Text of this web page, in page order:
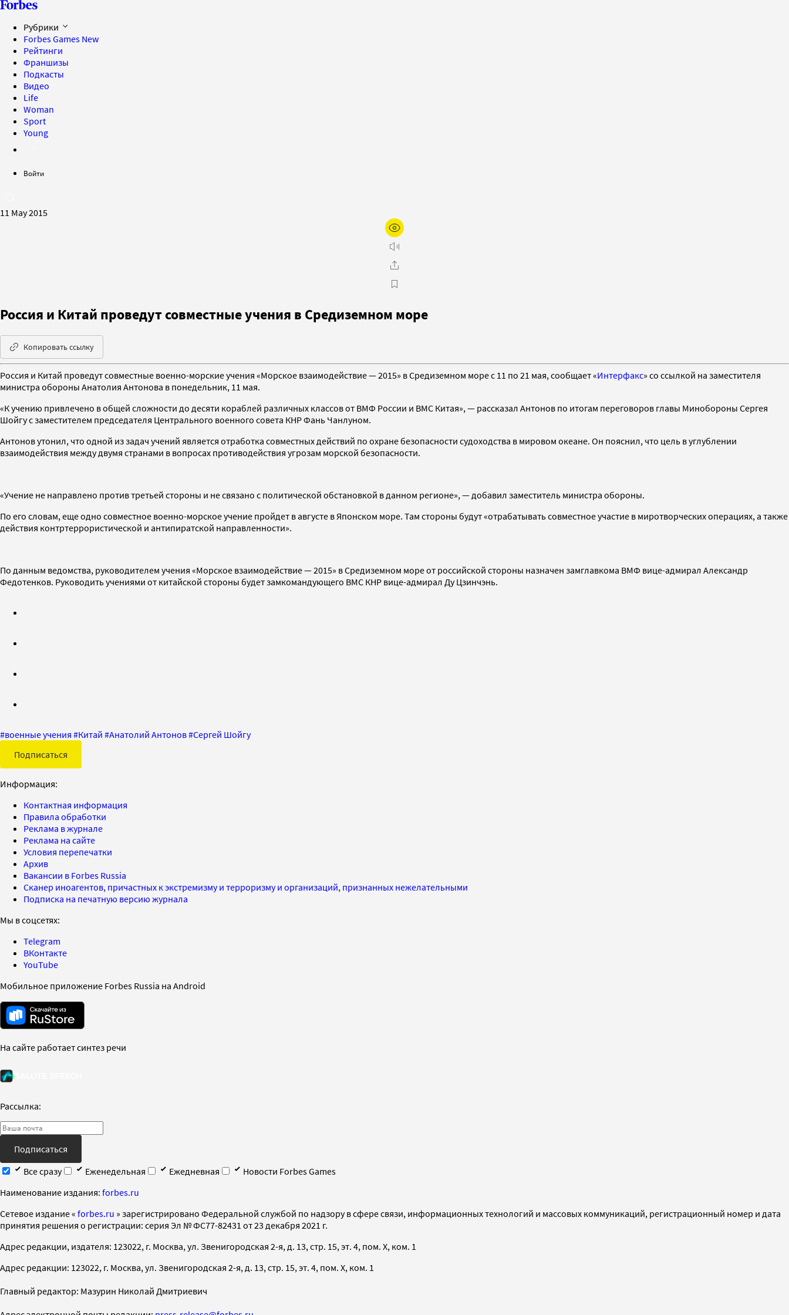
Рубрики
Forbes Games New
Рейтинги
Франшизы
Подкасты
Видео
Life
Woman
Sport
Young
Войти
11 May 2015
Россия и Китай проведут совместные учения в Средиземном море
Копировать ссылку
Россия и Китай проведут совместные военно-морские учения «Морское взаимодействие — 2015» в Средиземном море с 11 по 21 мая, сообщает «Интерфакс» со ссылкой на заместителя
министра обороны Анатолия Антонова в понедельник, 11 мая.
«К учению привлечено в общей сложности до десяти кораблей различных классов от ВМФ России и ВМС Китая», — рассказал Антонов по итогам переговоров главы Минобороны Сергея
Шойгу с заместителем председателя Центрального военного совета КНР Фань Чанлуном.
Антонов утонил, что одной из задач учений является отработка совместных действий по охране безопасности судоходства в мировом океане. Он пояснил, что цель в углублении
взаимодействия между двумя странами в вопросах противодействия угрозам морской безопасности.
«Учение не направлено против третьей стороны и не связано с политической обстановкой в данном регионе», — добавил заместитель министра обороны.
По его словам, еще одно совместное военно-морское учение пройдет в августе в Японском море. Там стороны будут «отрабатывать совместное участие в миротворческих операциях, а также
действия контртеррористической и антипиратской направленности».
По данным ведомства, руководителем учения «Морское взаимодействие — 2015» в Средиземном море от российской стороны назначен замглавкома ВМФ вице-адмирал Александр
Федотенков. Руководить учениями от китайской стороны будет замкомандующего ВМС КНР вице-адмирал Ду Цзинчэнь.
#военные учения #Китай #Анатолий Антонов#Сергей Шойгу
Подписаться
Информация:
Контактная информация
Правила обработки
Реклама в журнале
Реклама на сайте
Условия перепечатки
Архив
Вакансии в Forbes Russia
Сканер иноагентов, причастных к экстремизму и терроризму и организаций, признанных нежелательными
Подписка на печатную версию журнала
Мы в соцсетях:
Telegram
ВКонтакте
YouTube
Мобильное приложение Forbes Russia на Android
На сайте работает синтез речи
Рассылка:
Подписаться
Все сразу
Еженедельная Ежедневная
Новости Forbes Games
Наименование издания: forbes.ru
Cетевое издание « forbes.ru » зарегистрировано Федеральной службой по надзору в сфере связи, информационных технологий и массовых коммуникаций, регистрационный номер и дата
принятия решения о регистрации: серия Эл № ФС77-82431 от 23 декабря 2021 г.
Адрес редакции, издателя: 123022, г. Москва, ул. Звенигородская 2-я, д. 13, стр. 15, эт. 4, пом. X, ком. 1
Адрес редакции: 123022, г. Москва, ул. Звенигородская 2-я, д. 13, стр. 15, эт. 4, пом. X, ком. 1
Главный редактор: Мазурин Николай Дмитриевич